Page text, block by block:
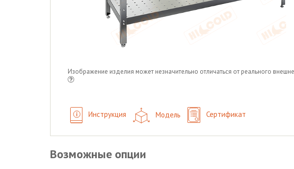
Изображение изделия может незначительно отличаться от реального
Инструкция Модель Сертификат
Возможные опции